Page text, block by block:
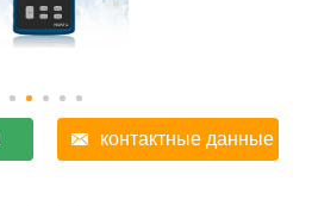
контактные данные